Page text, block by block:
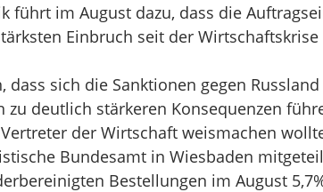
führt im August dazu, dass die
Einbruch seit der Wirtschaftskrise
dass sich die Sanktionen gegen
zu deutlich stärkeren Konsequenzen
der Wirtschaft weismachen
Bundesamt in Wiesbaden
Bestellungen im August